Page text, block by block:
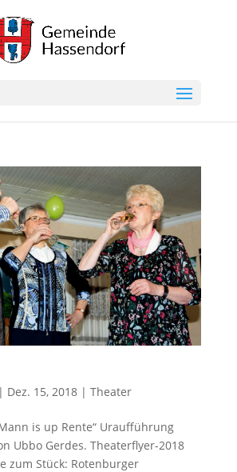
Dez. 15, 2018| Theater
is up Rente“ Uraufführung
Ubbo Gerdes. Theaterflyer-2018
zum Stück: Rotenburger